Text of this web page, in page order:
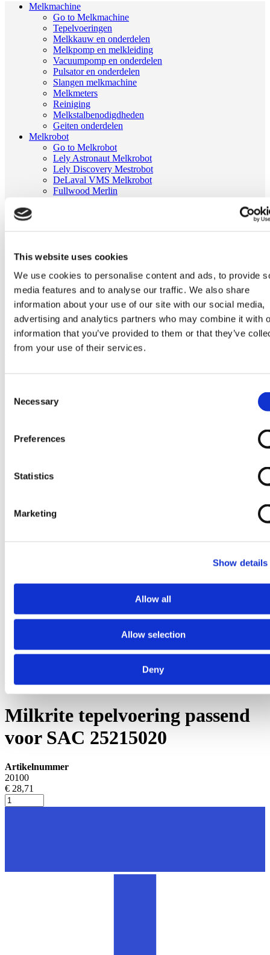
This website uses cookies
We use cookies to personalise content and ads, to provide
media features and to analyse our traffic. We also share
information about your use of our site with our social media,
advertising and analytics partners who may combine it with
information that you’ve provided to them or that they’ve
from your use of their services.
Selection
Necessary
Preferences
Statistics
Marketing
Show details
Allow all
Allow selection
Deny
Melkmachine
Go to Melkmachine
Tepelvoeringen
Melkkauw en onderdelen
Melkpomp en melkleiding
Vacuumpomp en onderdelen
Pulsator en onderdelen
Slangen melkmachine
Melkmeters
Reiniging
Melkstalbenodigdheden
Geiten onderdelen
Melkrobot
Go to Melkrobot
Lely Astronaut Melkrobot
Lely Discovery Mestrobot
DeLaval VMS Melkrobot
Fullwood Merlin
Stal benodigdheden
Minimelkers
Skelex
Melkmachine
Tepelvoeringen
Milkrite tepelvoering passend voor SAC 25215020
Ga naar het einde van de afbeeldingen-gallerij
Ga naar het begin van de afbeeldingen-gallerij
Tepelvoeringen
Milkrite tepelvoering passend
voor SAC 25215020
Artikelnummer
20100
€ 28,71